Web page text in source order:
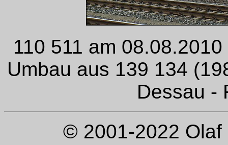
110 511 am
Umbau aus 139 134
Dessau -
© 2001-2022 Olaf